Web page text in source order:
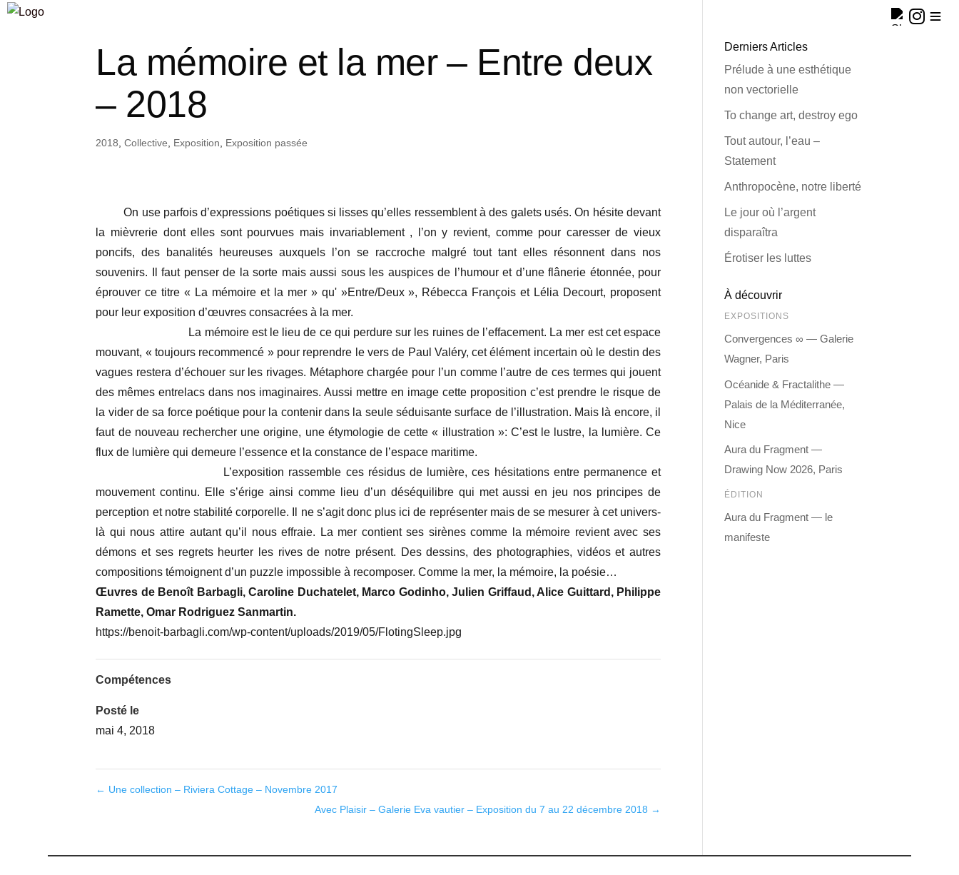
La mémoire et la mer – Entre deux
– 2018
2018 ,Collective Exposition Exposition passée
On use parfois d’expressions poétiques si lisses qu’elles ressemblent à des galets usés. On hésite devant
la mièvrerie dont elles sont pourvues mais invariablement , l’on y revient, comme pour caresser de vieux
poncifs, des banalités heureuses auxquels l’on se raccroche malgré tout tant elles résonnent dans nos
souvenirs. Il faut penser de la sorte mais aussi sous les auspices de l’humour et d’une flânerie étonnée, pour
éprouver ce titre « La mémoire et la mer » qu' »Entre/Deux », Rébecca François et Lélia Decourt, proposent
pour leur exposition d’œuvres consacrées à la mer.
La mémoire est le lieu de ce qui perdure sur les ruines de l’effacement. La mer est cet espace
mouvant, « toujours recommencé » pour reprendre le vers de Paul Valéry, cet élément incertain où le destin des
vagues restera d’échouer sur les rivages. Métaphore chargée pour l’un comme l’autre de ces termes qui jouent
des mêmes entrelacs dans nos imaginaires. Aussi mettre en image cette proposition c’est prendre le risque de
la vider de sa force poétique pour la contenir dans la seule séduisante surface de l’illustration. Mais là encore, il
faut de nouveau rechercher une origine, une étymologie de cette « illustration »: C’est le lustre, la lumière. Ce
flux de lumière qui demeure l’essence et la constance de l’espace maritime.
L’exposition rassemble ces résidus de lumière, ces hésitations entre permanence et
mouvement continu. Elle s’érige ainsi comme lieu d’un déséquilibre qui met aussi en jeu nos principes de
perception et notre stabilité corporelle. Il ne s’agit donc plus ici de représenter mais de se mesurer à cet univers-
là qui nous attire autant qu’il nous effraie. La mer contient ses sirènes comme la mémoire revient avec ses
démons et ses regrets heurter les rives de notre présent. Des dessins, des photographies, vidéos et autres
compositions témoignent d’un puzzle impossible à recomposer. Comme la mer, la mémoire, la poésie…
Œuvres de Benoît Barbagli, Caroline Duchatelet, Marco Godinho, Julien Griffaud, Alice Guittard, Philippe
Ramette, Omar Rodriguez Sanmartin.
https://benoit-barbagli.com/wp-content/uploads/2019/05/FlotingSleep.jpg
Compétences
Posté le
mai 4, 2018
← Une collection – Riviera Cottage – Novembre 2017
Avec Plaisir – Galerie Eva vautier – Exposition du 7 au 22 décembre 2018 →
Derniers Articles
Prélude à une esthétique
non vectorielle
To change art, destroy ego
Tout autour, l’eau –
Statement
Anthropocène, notre liberté
Le jour où l’argent
disparaîtra
Érotiser les luttes
À découvrir
EXPOSITIONS
Convergences ∞ — Galerie
Wagner, Paris
Océanide & Fractalithe —
Palais de la Méditerranée,
Nice
Aura du Fragment —
Drawing Now 2026, Paris
ÉDITION
Aura du Fragment — le
manifeste